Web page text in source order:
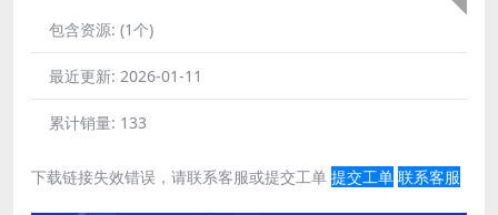
包含资源: (1个)
最近更新: 2026-01-11
累计销量: 133
下载链接失效错误，请联系客服或提交工单 提交工单 联系客服